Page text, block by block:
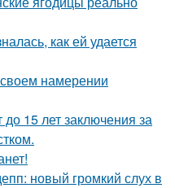
как ей удается
намерении
15 лет заключения за
новый громкий слух в